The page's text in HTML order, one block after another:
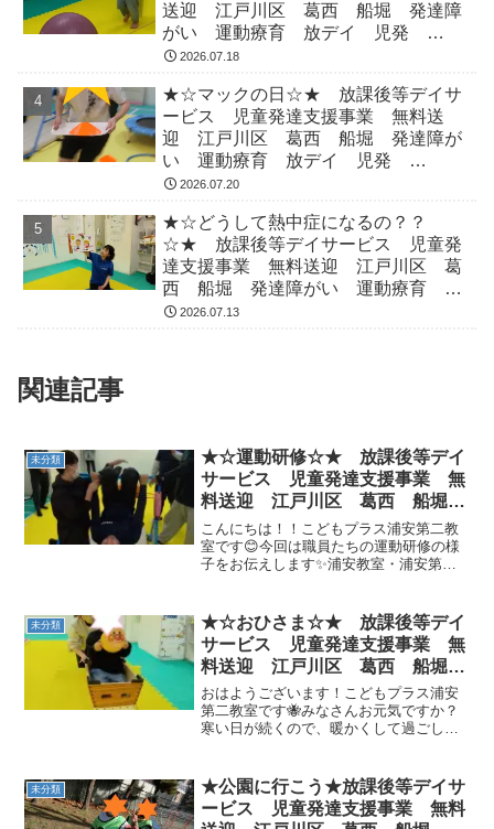
送迎 江戸川区 葛西 船堀 発達障
がい 運動療育 放デイ 児発
ADHD 自閉症
2026.07.18
★☆マックの日☆★ 放課後等デイサ
ービス 児童発達支援事業 無料送
迎 江戸川区 葛西 船堀 発達障が
い 運動療育 放デイ 児発
ADHD 自閉症
2026.07.20
★☆どうして熱中症になるの？？
☆★ 放課後等デイサービス 児童発
達支援事業 無料送迎 江戸川区 葛
西 船堀 発達障がい 運動療育 放
デイ 児発 ADHD 自閉症
2026.07.13
関連記事
未分類
★☆運動研修☆★ 放課後等デイ
サービス 児童発達支援事業 無
料送迎 江戸川区 葛西 船堀
発達障がい 運動療育 放デイ
児発 ADHD 自閉症
こんにちは！！こどもプラス浦安第二教
室です😊今回は職員たちの運動研修の様
子をお伝えします✨浦安教室・浦安第二
付けるところなどなど今月のチャレンジ
テスト種目をみんなで確認...
未分類
★☆おひさま☆★ 放課後等デイ
サービス 児童発達支援事業 無
料送迎 江戸川区 葛西 船堀
発達障がい 運動療育 放デイ
児発 ADHD 自閉症
おはようございます！こどもプラス浦安
第二教室です🐝みなさんお元気ですか？
寒い日が続くので、暖かくして過ごして
真です🌞🌞アンパンマンに新しい顔をお
届け～～🎵 アンパン...
未分類
★公園に行こう★放課後等デイサ
ービス 児童発達支援事業 無料